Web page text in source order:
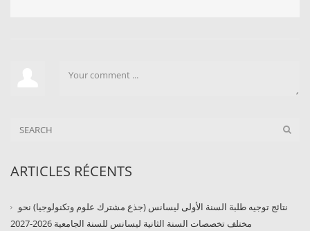
ARTICLES RÉCENTS
نتائج توجيه طلبة السنة الأولى ليسانس (جذع مشترك علوم وتكنولوجيا) نحو
مختلف تخصصات السنة الثانية ليسانس للسنة الجامعية 2026-2027